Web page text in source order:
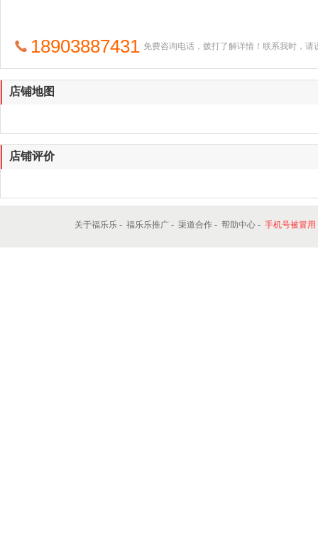
18903887431 免费咨询电话，拨打了解详情！联系我时，请
店铺地图
店铺评价
关于福乐乐 - 福乐乐推广 - 渠道合作 - 帮助中心 - 手机号被冒用